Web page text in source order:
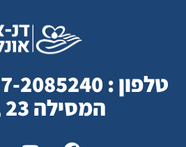
המסילה 23 , נשר